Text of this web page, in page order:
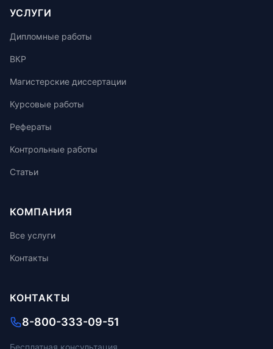
УСЛУГИ
Дипломные работы
ВКР
Магистерские диссертации
Курсовые работы
Рефераты
Контрольные работы
Статьи
КОМПАНИЯ
Все услуги
Контакты
КОНТАКТЫ
8-800-333-09-51
Бесплатная консультация